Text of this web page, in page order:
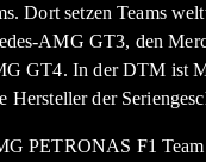
Dort setzen Teams
AMG GT3, den
GT4. In der DTM ist
Hersteller der
PETRONAS F1